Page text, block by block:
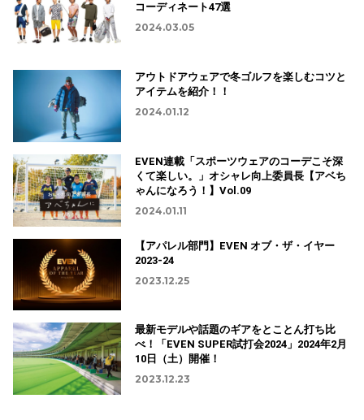
コーディネート47選
2024.03.05
アウトドアウェアで冬ゴルフを楽しむコツと
アイテムを紹介！！
2024.01.12
EVEN連載「スポーツウェアのコーデこそ深
くて楽しい。」オシャレ向上委員長【アベち
ゃんになろう！】Vol.09
2024.01.11
【アパレル部門】EVEN オブ・ザ・イヤー
2023-24
2023.12.25
最新モデルや話題のギアをとことん打ち比
べ！「EVEN SUPER試打会2024」2024年2月
10日（土）開催！
2023.12.23